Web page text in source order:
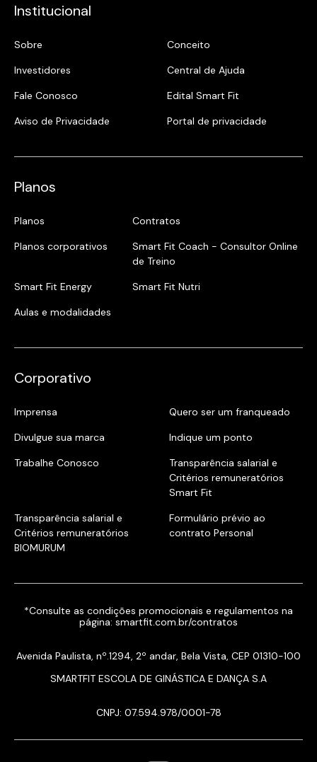
Institucional
Sobre
Conceito
Investidores
Central de Ajuda
Fale Conosco
Edital Smart Fit
Aviso de Privacidade
Portal de privacidade
Planos
Planos
Contratos
Planos corporativos
Smart Fit Coach - Consultor Online
de Treino
Smart Fit Energy
Smart Fit Nutri
Aulas e modalidades
Corporativo
Imprensa
Quero ser um franqueado
Divulgue sua marca
Indique um ponto
Trabalhe Conosco
Transparência salarial e
Critérios remuneratórios
Smart Fit
Transparência salarial e
Critérios remuneratórios
BIOMURUM
Formulário prévio ao
contrato Personal
*Consulte as condições promocionais e regulamentos na
página: smartfit.com.br/contratos
Avenida Paulista, nº.1294, 2º andar, Bela Vista, CEP 01310-100
SMARTFIT ESCOLA DE GINÁSTICA E DANÇA S.A
CNPJ: 07.594.978/0001-78